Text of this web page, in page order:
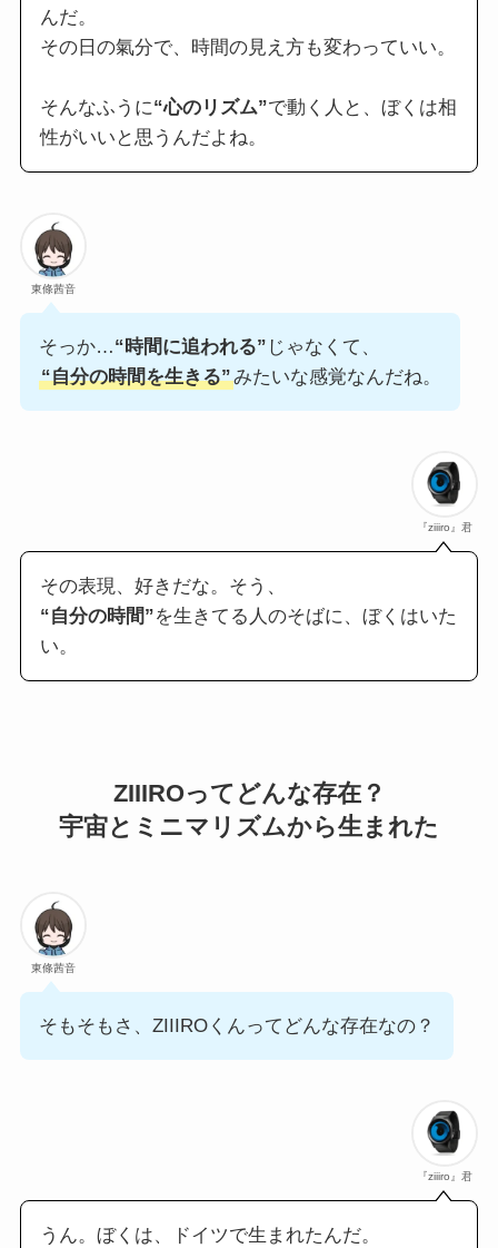
んだ。
その日の氣分で、時間の見え方も変わっていい。
そんなふうに“心のリズム”で動く人と、ぼくは相
性がいいと思うんだよね。
東條茜音
そっか…“時間に追われる” じゃなくて、
“自分の時間を生きる”みたいな感覚なんだね。
『ziiiro』君
その表現、好きだな。そう、
“自分の時間”を生きてる人のそばに、ぼくはいた
い。
ZIIIROってどんな存在？
宇宙とミニマリズムから生まれた
東條茜音
そもそもさ、ZIIIROくんってどんな存在なの？
『ziiiro』君
うん。ぼくは、ドイツで生まれたんだ。